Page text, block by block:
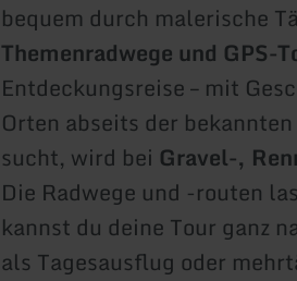
bequem durch malerische
Themenradwege und GPS-
Entdeckungsreise – mit
Orten abseits der
sucht, wird bei Gravel-,
Die Radwege und -routen
kannst du deine Tour ganz
als Tagesausflug oder